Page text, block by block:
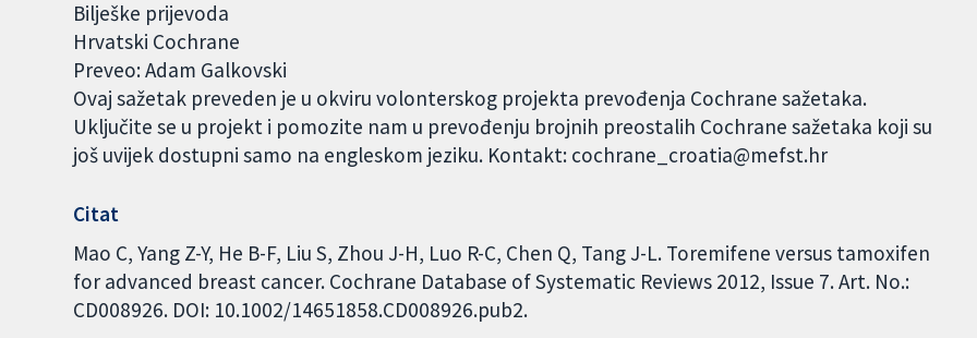
Bilješke prijevoda
Hrvatski Cochrane
Preveo: Adam Galkovski
Ovaj sažetak preveden je u okviru volonterskog projekta prevođenja Cochrane sažetaka.
Uključite se u projekt i pomozite nam u prevođenju brojnih preostalih Cochrane sažetaka koji su
još uvijek dostupni samo na engleskom jeziku. Kontakt: cochrane_croatia@mefst.hr
Citat
Mao C, Yang Z-Y, He B-F, Liu S, Zhou J-H, Luo R-C, Chen Q, Tang J-L. Toremifene versus tamoxifen
for advanced breast cancer. Cochrane Database of Systematic Reviews 2012, Issue 7. Art. No.:
CD008926. DOI: 10.1002/14651858.CD008926.pub2.